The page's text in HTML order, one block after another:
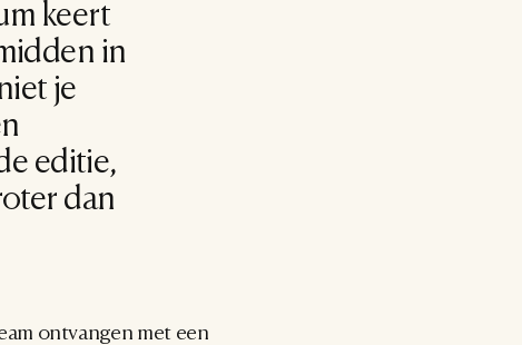
keert
in
je
editie,
dan
ontvangen met een